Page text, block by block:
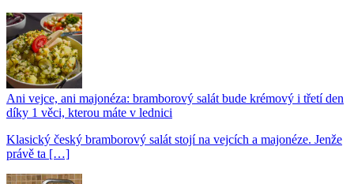
Ani vejce, ani majonéza: bramborový salát bude krémový i třetí den
díky 1 věci, kterou máte v lednici
Klasický český bramborový salát stojí na vejcích a majonéze. Jenže
právě ta […]